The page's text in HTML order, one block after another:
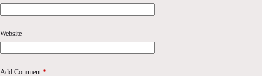
Website
Add Comment*